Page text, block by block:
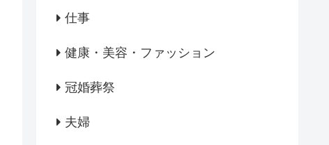
仕事
健康・美容・ファッション
冠婚葬祭
夫婦